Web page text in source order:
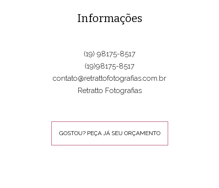
Informações
(19) 98175-8517
(19)98175-8517
contato@retrattofotografias.com.br
Retratto Fotografias
GOSTOU? PEÇA JÁ SEU ORÇAMENTO